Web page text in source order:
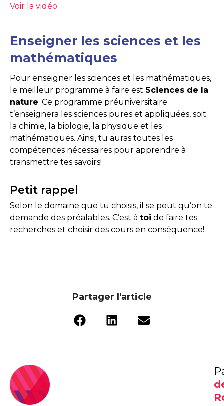
Voir la vidéo
Enseigner les sciences et les
mathématiques
Pour enseigner les sciences et les mathématiques,
le meilleur programme à faire est Sciences de la
nature. Ce programme préuniversitaire
t’enseignera les sciences pures et appliquées, soit
la chimie, la biologie, la physique et les
mathématiques. Ainsi, tu auras toutes les
compétences nécessaires pour apprendre à
transmettre tes savoirs!
Petit rappel
Selon le domaine que tu choisis, il se peut qu’on te
demande des préalables. C’est à toi de faire tes
recherches et choisir des cours en conséquence!
Partager l'article